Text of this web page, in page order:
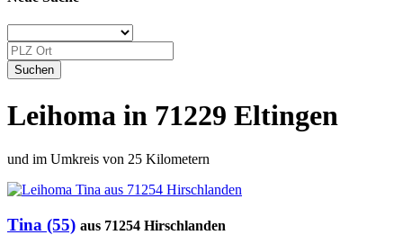
Leihoma in 71229 Eltingen
und im Umkreis von 25 Kilometern
Tina (55) aus 71254 Hirschlanden